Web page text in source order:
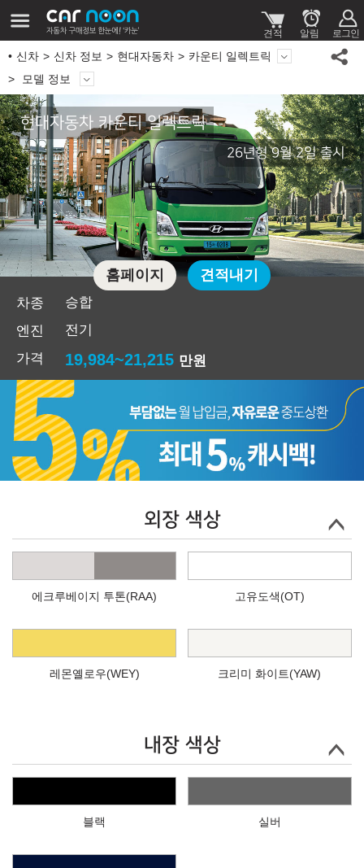
신차 신차 정보 현대자동차
카운티 일렉트릭
모델 정보
현대자동차 카운티 일렉트릭
26년형 9월 2일 출시
차종
승합
엔진
전기
가격
19,984~21,215 만원
홈페이지 견적내기
외장 색상
에크루베이지 투톤(RAA) 고유도색(OT)
레몬옐로우(WEY) 크리미 화이트(YAW)
내장 색상
블랙 실버